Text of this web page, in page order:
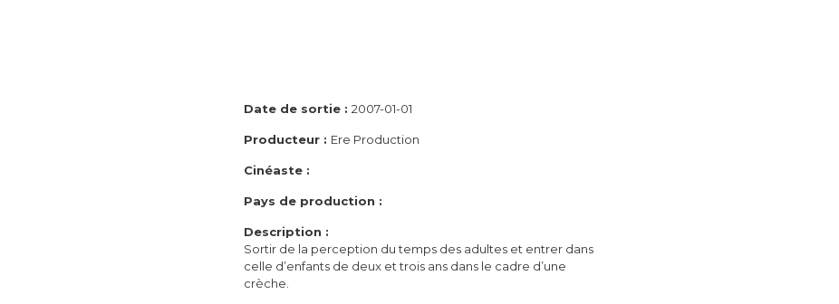
Date de sortie : 2007-01-01
Producteur : Ere Production
Cinéaste :
Pays de production :
Description :
Sortir de la perception du temps des adultes et entrer dans
celle d’enfants de deux et trois ans dans le cadre d’une
crèche.